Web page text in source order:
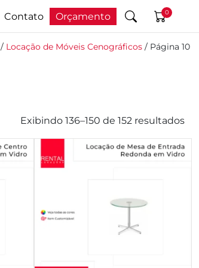
Contato Orçamento 0
/ Locação de Móveis Cenográficos / Página 10
Exibindo 136–150 de 152 resultados